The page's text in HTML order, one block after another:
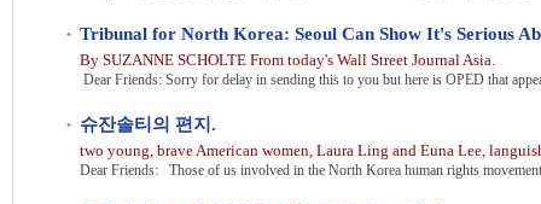
By SUZANNE SCHOLTE From today's Wall Street Journal Asia.
슈잔솔티의 편지.